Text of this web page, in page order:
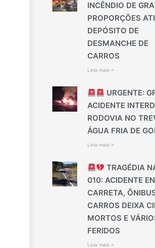
INCÊNDIO DE
PROPORÇÕES
DEPÓSITO DE
DESMANCHE DE
CARROS
Leia mais »
URGENTE:
ACIDENTE
RODOVIA NO
ÁGUA FRIA DE
Leia mais »
TRAGÉDIA
010: ACIDENTE
CARRETA,
CARROS DEIXA
MORTOS E
FERIDOS
Leia mais »